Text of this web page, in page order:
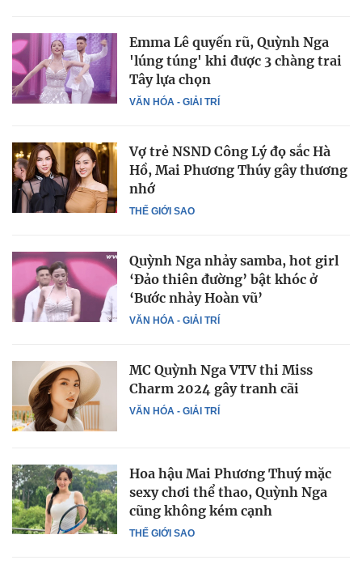
VĂN HÓA - GIẢI TRÍ
Emma Lê quyến rũ, Quỳnh Nga
'lúng túng' khi được 3 chàng trai
Tây lựa chọn
THẾ GIỚI SAO
Vợ trẻ NSND Công Lý đọ sắc Hà
Hồ, Mai Phương Thúy gây thương
nhớ
VĂN HÓA - GIẢI TRÍ
Quỳnh Nga nhảy samba, hot girl
‘Đảo thiên đường’ bật khóc ở
‘Bước nhảy Hoàn vũ’
VĂN HÓA - GIẢI TRÍ
MC Quỳnh Nga VTV thi Miss
Charm 2024 gây tranh cãi
THẾ GIỚI SAO
Hoa hậu Mai Phương Thuý mặc
sexy chơi thể thao, Quỳnh Nga
cũng không kém cạnh